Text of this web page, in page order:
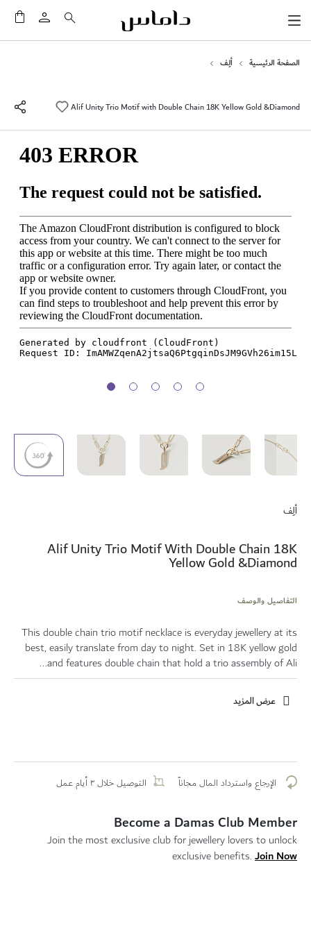
الصفحة الرئيسية ألِف
Alif Unity Trio Motif with Double Chain 18K Yellow Gold &Diamond
انتقل
إلى
بداية
الصور
ألِف
Alif Unity Trio Motif With Double Chain 18K
Yellow Gold &Diamond
التفاصيل والوصف
This double chain trio motif necklace is everyday jewellery at its
best, easily translate from day to night. Set in 18K yellow gold
and features double chain that hold a trio assembly of Ali...
عرض المزيد
الإرجاع واسترداد المال مجاناً التوصيل خلال ٣ أيام عمل
Become a Damas Club Member
Join the most exclusive club for jewellery lovers to unlock
exclusive benefits. Join Now